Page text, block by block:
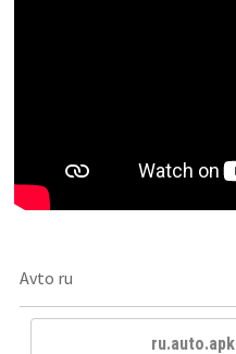
Avto ru
ru.auto.apk